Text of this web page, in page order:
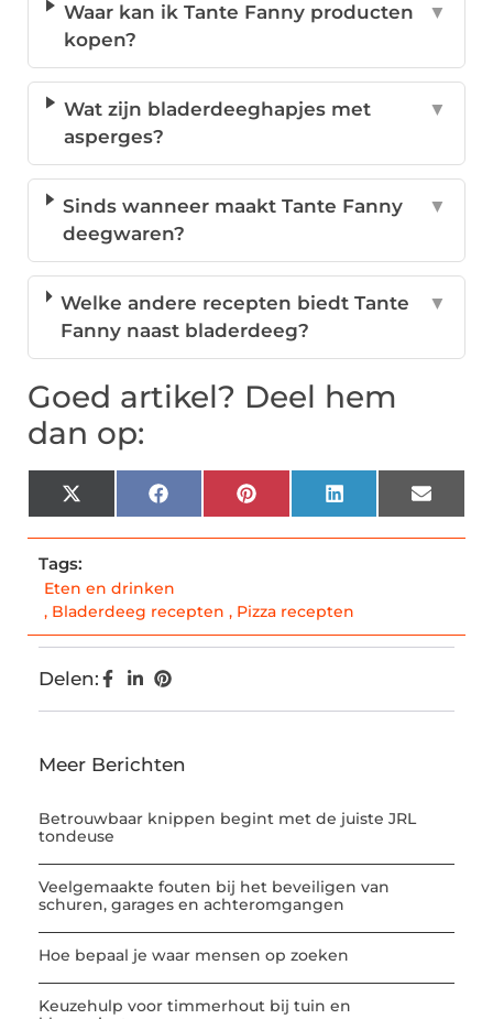
Waar kan ik Tante Fanny producten
kopen?
▼
Wat zijn bladerdeeghapjes met
asperges?
▼
Sinds wanneer maakt Tante Fanny
deegwaren?
▼
Welke andere recepten biedt Tante
Fanny naast bladerdeeg?
▼
Goed artikel? Deel hem
dan op:
X
(Twitter)
FacebookPinterestLinkedInEmail
Tags:
Eten en drinken
, Bladerdeeg recepten , Pizza recepten
Delen:
Meer Berichten
Betrouwbaar knippen begint met de juiste JRL
tondeuse
Veelgemaakte fouten bij het beveiligen van
schuren, garages en achteromgangen
Hoe bepaal je waar mensen op zoeken
Keuzehulp voor timmerhout bij tuin en